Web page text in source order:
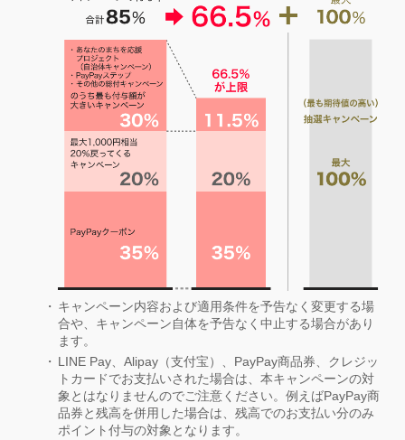
キャンペーン内容および適用条件を予告なく変更する場
合や、キャンペーン自体を予告なく中止する場合があり
ます。
LINE Pay、Alipay（支付宝）、PayPay商品券、クレジッ
トカードでお支払いされた場合は、本キャンペーンの対
象とはなりませんのでご注意ください。例えばPayPay商
品券と残高を併用した場合は、残高でのお支払い分のみ
ポイント付与の対象となります。